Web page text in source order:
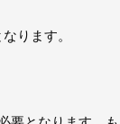
ります。